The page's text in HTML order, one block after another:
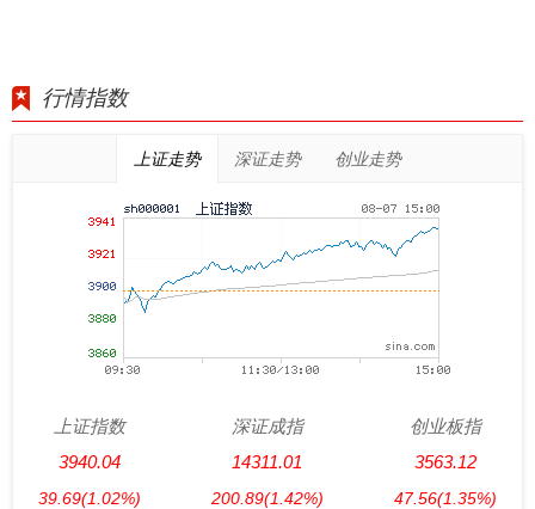
行情指数
上证走势 深证走势 创业走势
上证指数
3940.04
39.69(1.02%)
深证成指
14311.01
200.89(1.42%)
创业板指
3563.12
47.56(1.35%)